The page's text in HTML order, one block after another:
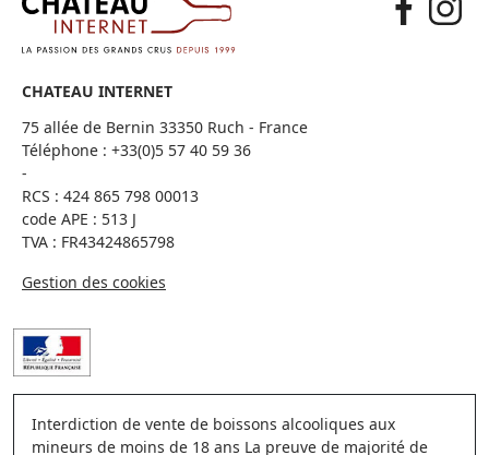
CHATEAU INTERNET
75 allée de Bernin 33350 Ruch - France
Téléphone : +33(0)5 57 40 59 36
-
RCS : 424 865 798 00013
code APE : 513 J
TVA : FR43424865798
Gestion des cookies
Interdiction de vente de boissons alcooliques aux
mineurs de moins de 18 ans La preuve de majorité de